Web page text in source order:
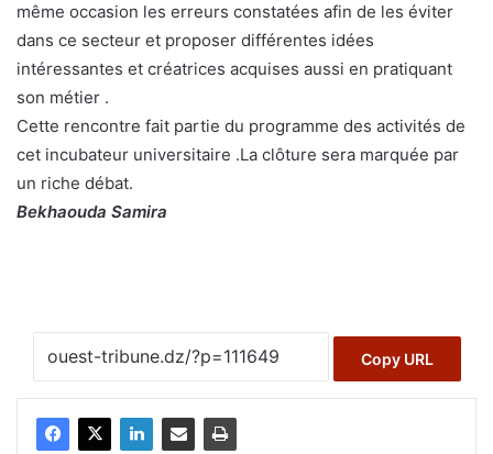
même occasion les erreurs constatées afin de les éviter
dans ce secteur et proposer différentes idées
intéressantes et créatrices acquises aussi en pratiquant
son métier .
Cette rencontre fait partie du programme des activités de
cet incubateur universitaire .La clôture sera marquée par
un riche débat.
Bekhaouda Samira
Copy URL